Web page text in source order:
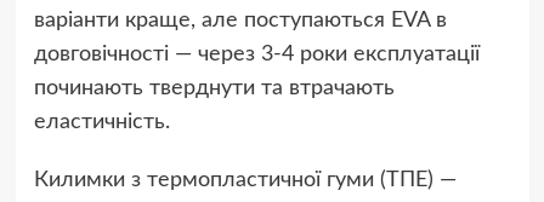
варіанти краще, але поступаються EVA в
довговічності — через 3-4 роки експлуатації
починають тверднути та втрачають
еластичність.
Килимки з термопластичної гуми (ТПЕ) —